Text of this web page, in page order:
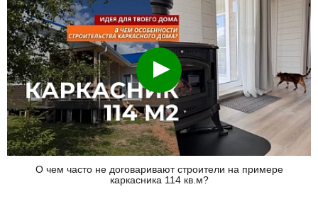
Смотреть
О чем часто не договаривают строители на примере
каркасника 114 кв.м?